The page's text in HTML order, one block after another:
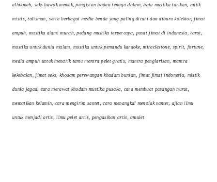
alhikmah, seks bawok memek, pengisian badan tenaga dalam, batu mustika tarikan, antik
mistis, talisman, serta berbagai media benda yang paling dicari dan diburu kolektor, jimat
ampuh, mustika alami murah, pedang mustika terpercaya, pusat jimat di indonesia, tarot,
mustika untuk dunia malam, mustika untuk pemandu karaoke, miraclestone, spirit, fortune,
media ampuh untuk menarik tamu mantra pelet gratis, mantra penglarisan, mantra
kekebalan, jimat seks, khodam perewangan khadam bunian, jimat jimat indonesia, mistik
dunia jagad, cara merawat khodam mustika pusaka, cara membuat pasangan nurut,
mematikan kelamin, cara mengirim santet, cara menangkal menolak santet, ajian ilmu
untuk menjadi artis, ilmu pelet artis, pengasihan artis, amulet